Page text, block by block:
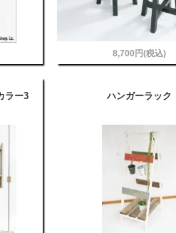
8,700円(税込)
ラー3
ハンガーラック